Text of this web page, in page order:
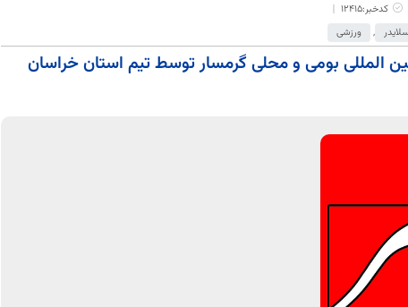
کدخبر:12415
, ورزشی
المللی بومی و محلی گرمسار توسط تیم استان خراسان